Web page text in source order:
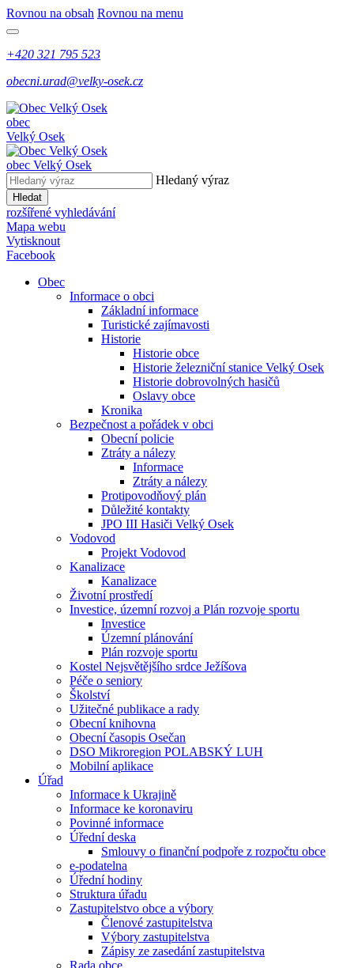
Rovnou na obsah Rovnou na menu
+420 321 795 523
obecni.urad@velky-osek.cz
obec
Velký Osek
obec Velký Osek
Hledaný výraz
Hledat
rozšířené vyhledávání
Mapa webu
Vytisknout
Facebook
Obec
Informace o obci
Základní informace
Turistické zajímavosti
Historie
Historie obce
Historie železniční stanice Velký Osek
Historie dobrovolných hasičů
Oslavy obce
Kronika
Bezpečnost a pořádek v obci
Obecní policie
Ztráty a nálezy
Informace
Ztráty a nálezy
Protipovodňový plán
Důležité kontakty
JPO III Hasiči Velký Osek
Vodovod
Projekt Vodovod
Kanalizace
Kanalizace
Životní prostředí
Investice, územní rozvoj a Plán rozvoje sportu
Investice
Územní plánování
Plán rozvoje sportu
Kostel Nejsvětějšího srdce Ježíšova
Péče o seniory
Školství
Užitečné publikace a rady
Obecní knihovna
Obecní časopis Osečan
DSO Mikroregion POLABSKÝ LUH
Mobilní aplikace
Úřad
Informace k Ukrajině
Informace ke koronaviru
Povinné informace
Úřední deska
Smlouvy o finanční podpoře z rozpočtu obce
e-podatelna
Úřední hodiny
Struktura úřadu
Zastupitelstvo obce a výbory
Členové zastupitelstva
Výbory zastupitelstva
Zápisy ze zasedání zastupitelstva
Rada obce